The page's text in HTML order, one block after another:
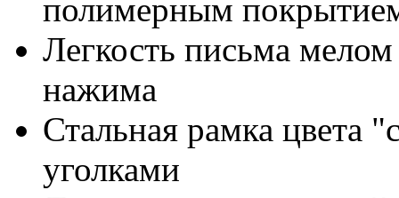
полимерным
Легкость письма
нажима
Стальная рамка цвета
уголками